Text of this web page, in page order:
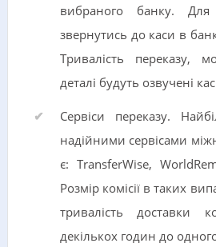
вибраного банку. Для
звернутись до каси в
Тривалість переказу,
деталі будуть озвучені
Сервіси переказу.
надійними сервісами
є: TransferWise,
Розмір комісії в таких
тривалість доставки
декількох годин до